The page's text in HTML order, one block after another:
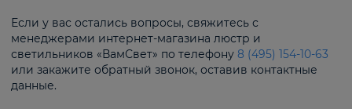
Если у вас остались вопросы, свяжитесь с
менеджерами интернет-магазина люстр и
светильников «ВамСвет» по телефону 8 (495) 154-10-63
или закажите обратный звонок, оставив контактные
данные.